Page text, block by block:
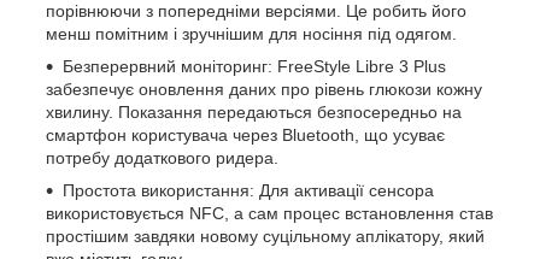
порівнюючи з попередніми версіями. Це робить його
менш помітним і зручнішим для носіння під одягом.
Безперервний моніторинг: FreeStyle Libre 3 Plus
забезпечує оновлення даних про рівень глюкози кожну
хвилину. Показання передаються безпосередньо на
смартфон користувача через Bluetooth, що усуває
потребу додаткового ридера.
Простота використання: Для активації сенсора
використовується NFC, а сам процес встановлення став
простішим завдяки новому суцільному аплікатору, який